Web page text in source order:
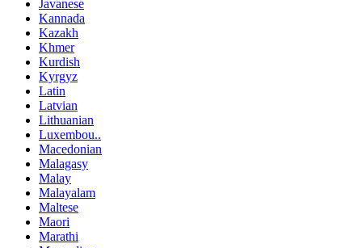
Javanese
Kannada
Kazakh
Khmer
Kurdish
Kyrgyz
Latin
Latvian
Lithuanian
Luxembou..
Macedonian
Malagasy
Malay
Malayalam
Maltese
Maori
Marathi